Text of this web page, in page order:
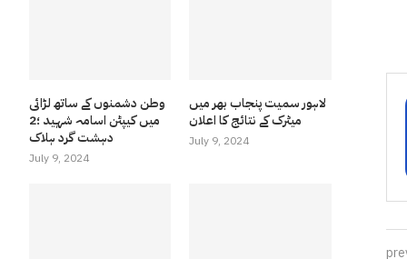
وطن دشمنوں کے ساتھ لڑائی
میں کیپٹن اسامہ شہید ؛2
دہشت گرد ہلاک
July 9, 2024
لاہور سمیت پنجاب بھر میں
میٹرک کے نتائج کا اعلان
July 9, 2024